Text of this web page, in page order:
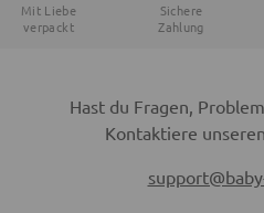
Mit Liebe
verpackt
Sichere
Zahlung
Hast du Fragen,
Kontaktiere